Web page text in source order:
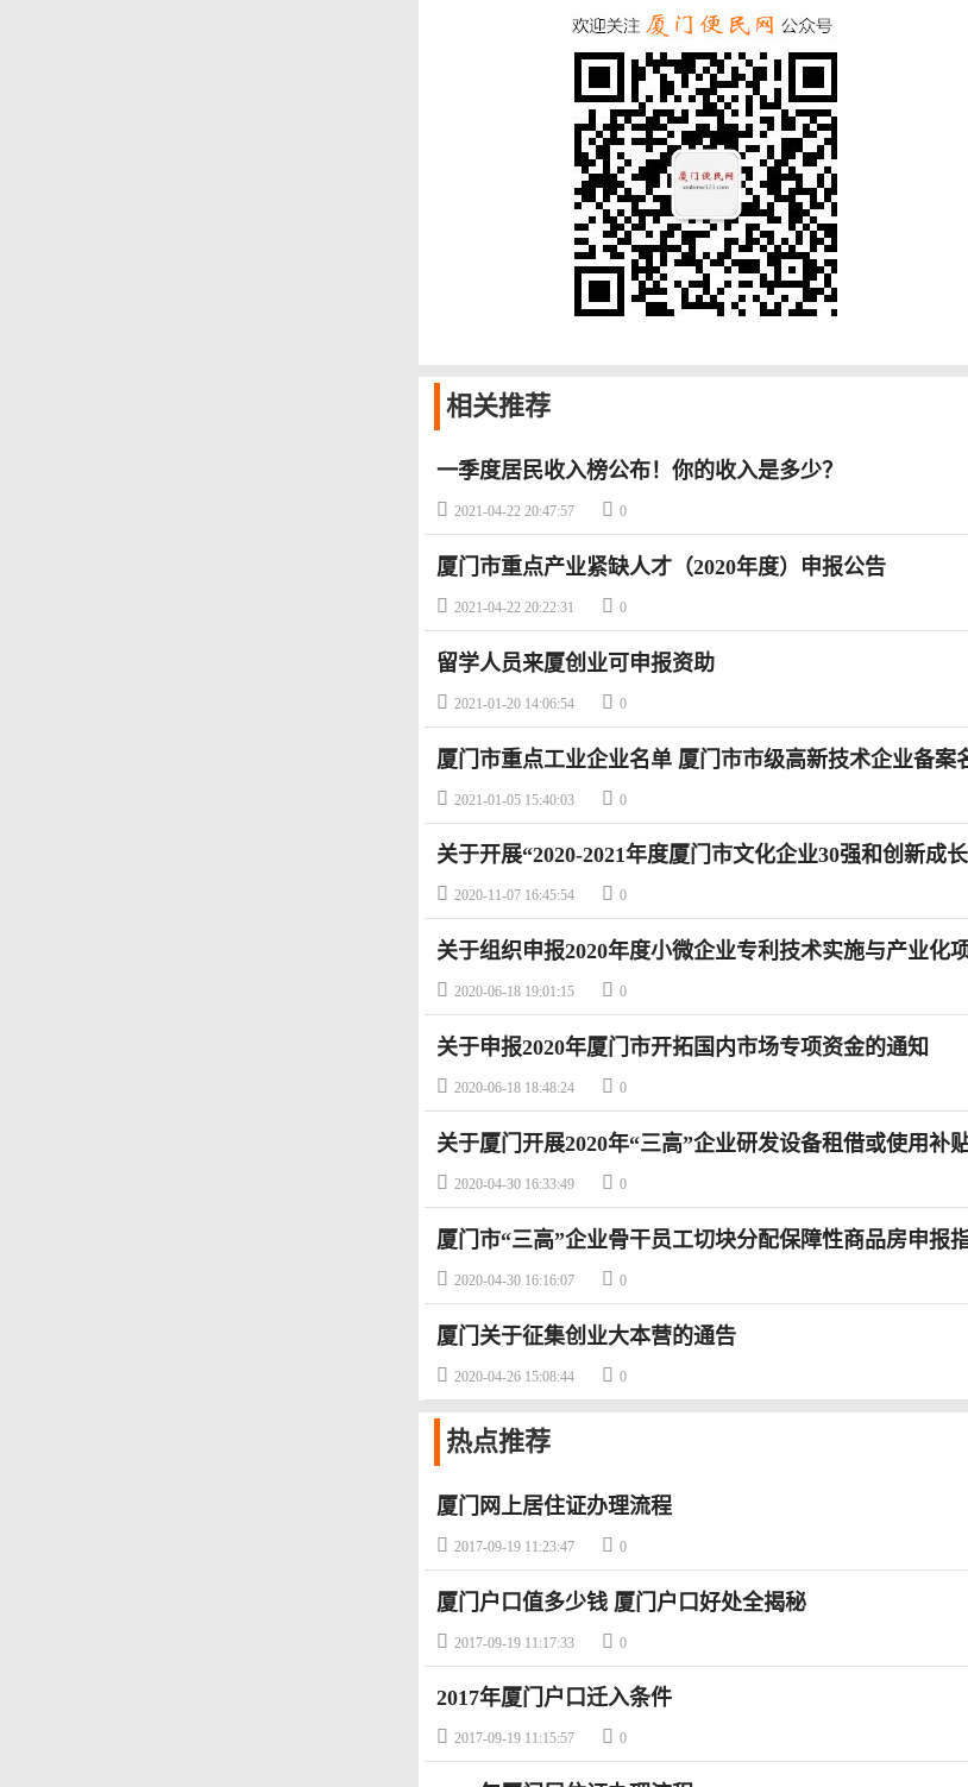
相关推荐
一季度居民收入榜公布！你的收入是多少？
 2021-04-22 20:47:57  0
厦门市重点产业紧缺人才（2020年度）申报公告
 2021-04-22 20:22:31  0
留学人员来厦创业可申报资助
 2021-01-20 14:06:54  0
厦门市重点工业企业名单 厦门市市级高新技术企业备案
 2021-01-05 15:40:03  0
关于开展“2020-2021年度厦门市文化企业30强和创新成
动的通知
 2020-11-07 16:45:54  0
关于组织申报2020年度小微企业专利技术实施与产业化
 2020-06-18 19:01:15  0
关于申报2020年厦门市开拓国内市场专项资金的通知
 2020-06-18 18:48:24  0
关于厦门开展2020年“三高”企业研发设备租借或使用补
 2020-04-30 16:33:49  0
厦门市“三高”企业骨干员工切块分配保障性商品房申报
 2020-04-30 16:16:07  0
厦门关于征集创业大本营的通告
 2020-04-26 15:08:44  0
热点推荐
厦门网上居住证办理流程
 2017-09-19 11:23:47  0
厦门户口值多少钱 厦门户口好处全揭秘
 2017-09-19 11:17:33  0
2017年厦门户口迁入条件
 2017-09-19 11:15:57  0